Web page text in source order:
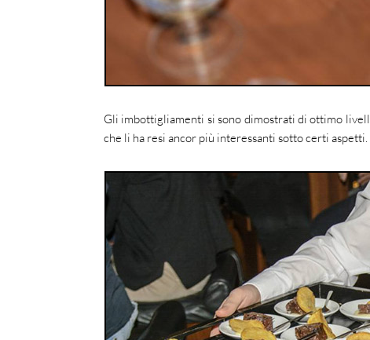
Gli imbottigliamenti si sono dimostrati di ottimo
che li ha resi ancor più interessanti sotto certi aspetti.